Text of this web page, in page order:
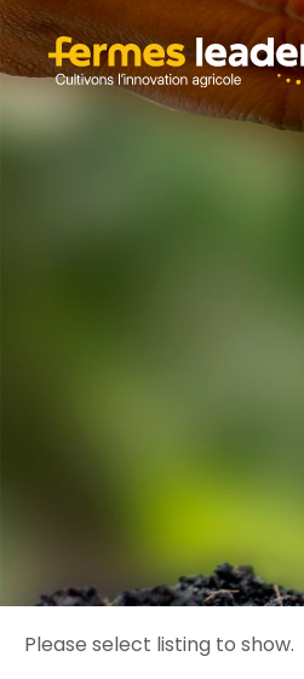
Please select listing to show.